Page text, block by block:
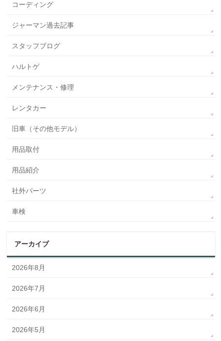
コーディング
ジャーマン過去記事
スタッフブログ
ハルトゲ
メンテナンス・修理
レンタカー
旧車（その他モデル）
用品取付
用品紹介
社外パーツ
車検
アーカイブ
2026年8月
2026年7月
2026年6月
2026年5月